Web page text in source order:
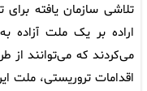
تلاشی سازمان یافته
اراده بر یک ملت آزاده
می‌کردند که می‌توانند از
اقدامات تروریستی، ملت